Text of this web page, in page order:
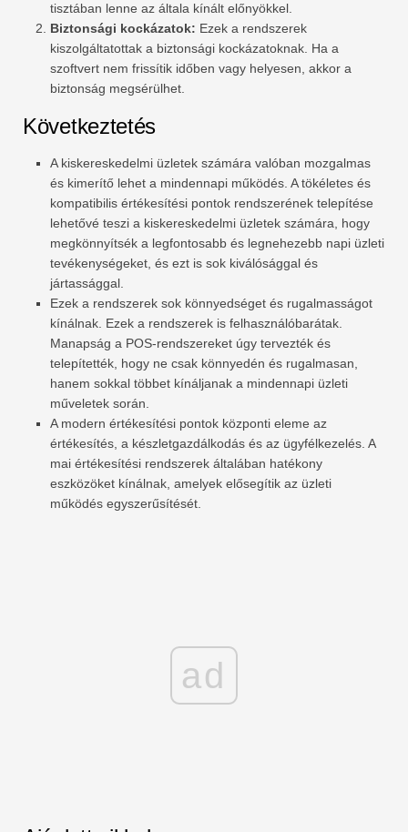
tisztában lenne az általa kínált előnyökkel.
Biztonsági kockázatok: Ezek a rendszerek
kiszolgáltatottak a biztonsági kockázatoknak. Ha a
szoftvert nem frissítik időben vagy helyesen, akkor a
biztonság megsérülhet.
Következtetés
A kiskereskedelmi üzletek számára valóban mozgalmas
és kimerítő lehet a mindennapi működés. A tökéletes és
kompatibilis értékesítési pontok rendszerének telepítése
lehetővé teszi a kiskereskedelmi üzletek számára, hogy
megkönnyítsék a legfontosabb és legnehezebb napi üzleti
tevékenységeket, és ezt is sok kiválósággal és
jártassággal.
Ezek a rendszerek sok könnyedséget és rugalmasságot
kínálnak. Ezek a rendszerek is felhasználóbarátak.
Manapság a POS-rendszereket úgy tervezték és
telepítették, hogy ne csak könnyedén és rugalmasan,
hanem sokkal többet kínáljanak a mindennapi üzleti
műveletek során.
A modern értékesítési pontok központi eleme az
értékesítés, a készletgazdálkodás és az ügyfélkezelés. A
mai értékesítési rendszerek általában hatékony
eszközöket kínálnak, amelyek elősegítik az üzleti
működés egyszerűsítését.
ad